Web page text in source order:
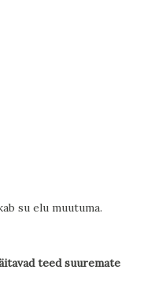
su elu muutuma.
teed suuremate